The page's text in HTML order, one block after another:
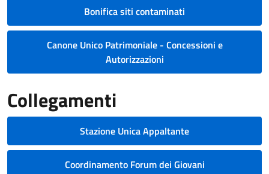
Bonifica siti contaminati
Canone Unico Patrimoniale - Concessioni e
Autorizzazioni
Collegamenti
Stazione Unica Appaltante
Coordinamento Forum dei Giovani